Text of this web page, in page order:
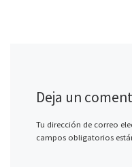
Deja un
Tu dirección de correo
campos obligatorios